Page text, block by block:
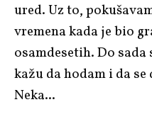
ured. Uz to,
vremena kada je bio
osamdesetih. Do
kažu da hodam i da
Neka...